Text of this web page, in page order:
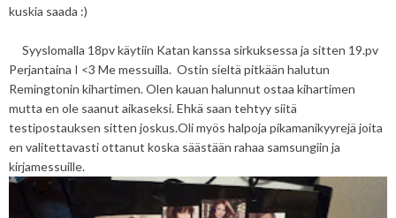
kuskia saada :)
Syyslomalla 18pv käytiin Katan kanssa sirkuksessa ja sitten 19.pv
Perjantaina I <3 Me messuilla. Ostin sieltä pitkään halutun
Remingtonin kihartimen. Olen kauan halunnut ostaa kihartimen
mutta en ole saanut aikaseksi. Ehkä saan tehtyy siitä
testipostauksen sitten joskus.Oli myös halpoja pikamanikyyrejä joita
en valitettavasti ottanut koska säästään rahaa samsungiin ja
kirjamessuille.